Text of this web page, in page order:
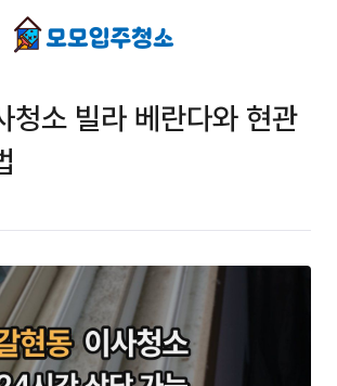
청소 빌라 베란다와 현관